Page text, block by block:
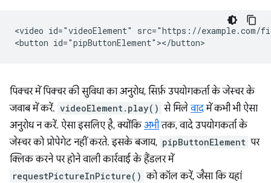
<video id="videoElement" src="https://example.com/
पिक्चर में पिक्चर की सुविधा का अनुरोध, सिर्फ़ उपयोगकर्ता के जेस्चर के
जवाब में करें. videoElement.play() से मिलेवादमें कभी भी ऐसा
अनुरोध न करें. ऐसा इसलिए है, क्योंकिअभीतक, वादे उपयोगकर्ता के
जेस्चर को प्रोपेगेट नहीं करते. इसके बजाय, pipButtonElement पर
क्लिक करने पर होने वाली कार्रवाई के हैंडलर में
requestPictureInPicture() को कॉल करें, जैसा कि यहां